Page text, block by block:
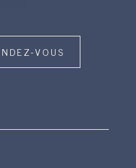
VOUS